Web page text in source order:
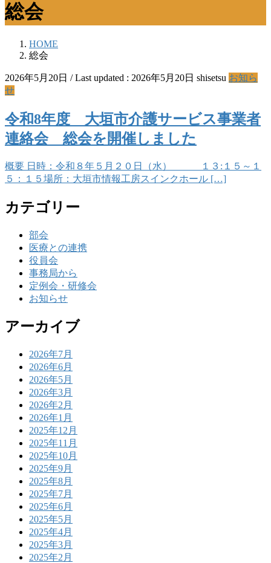
総会
HOME
総会
2026年5月20日 / Last updated : 2026年5月20日 shisetsu お知ら
せ
令和8年度 大垣市介護サービス事業者
連絡会 総会を開催しました
概要 日時：令和８年５月２０日（水） １３:１５～１
５：１５場所：大垣市情報工房スインクホール […]
カテゴリー
部会
医療との連携
役員会
事務局から
定例会・研修会
お知らせ
アーカイブ
2026年7月
2026年6月
2026年5月
2026年3月
2026年2月
2026年1月
2025年12月
2025年11月
2025年10月
2025年9月
2025年8月
2025年7月
2025年6月
2025年5月
2025年4月
2025年3月
2025年2月